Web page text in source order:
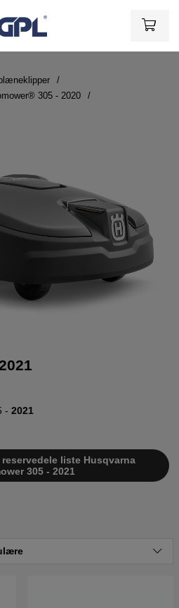
305 - 2020
- 2021
liste Husqvarna
305 - 2021